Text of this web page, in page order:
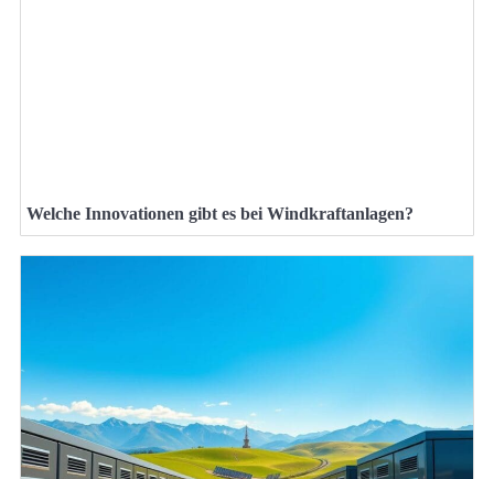
Welche Innovationen gibt es bei Windkraftanlagen?